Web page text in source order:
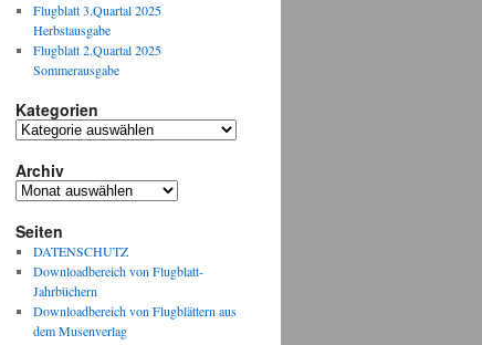
Flugblatt 3.Quartal 2025
Herbstausgabe
Flugblatt 2.Quartal 2025
Sommerausgabe
Kategorien
Kategorien
Archiv
Archiv
Seiten
DATENSCHUTZ
Downloadbereich von Flugblatt-
Jahrbüchern
Downloadbereich von Flugblättern aus
dem Musenverlag